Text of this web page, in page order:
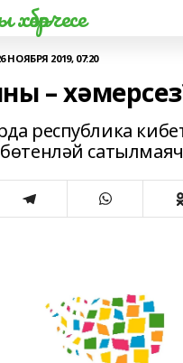
НОЯБРЯ 2019, 07:20
–
республика